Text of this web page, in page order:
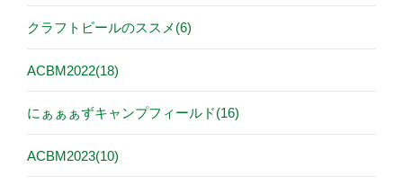
クラフトビールのススメ(6)
ACBM2022(18)
にぁぁぁずキャンプフィールド(16)
ACBM2023(10)